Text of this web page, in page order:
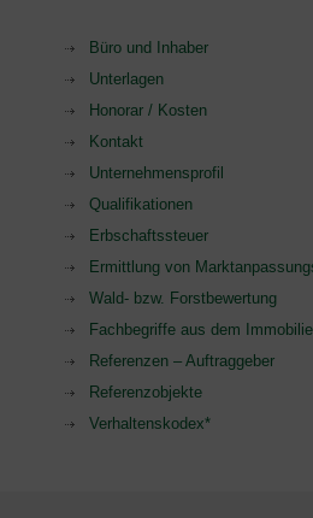
Büro und Inhaber
Unterlagen
Honorar / Kosten
Kontakt
Unternehmensprofil
Qualifikationen
Erbschaftssteuer
Ermittlung von
Wald- bzw. Forstbewertung
Fachbegriffe aus dem
Referenzen – Auftraggeber
Referenzobjekte
Verhaltenskodex*